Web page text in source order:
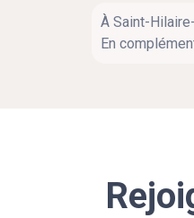
À Saint-
En